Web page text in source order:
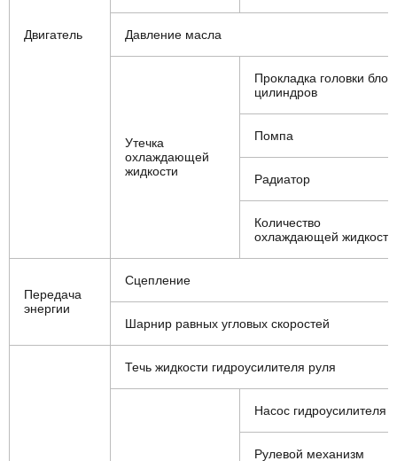
Двигатель Давление масла
Утечка
охлаждающей
жидкости
Прокладка головки
цилиндров
Помпа
Радиатор
Количество
охлаждающей жидкости
Передача
энергии
Сцепление
Шарнир равных угловых скоростей
Течь жидкости гидроусилителя руля
Насос гидроусилителя
Рулевой механизм